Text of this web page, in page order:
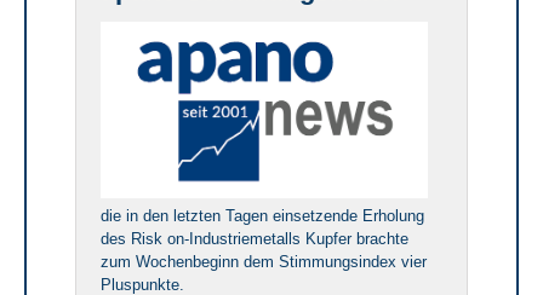
die in den letzten Tagen einsetzende Erholung
des Risk on-Industriemetalls Kupfer brachte
zum Wochenbeginn dem Stimmungsindex vier
Pluspunkte.